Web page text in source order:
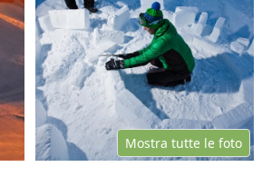
Mostra tutte le foto